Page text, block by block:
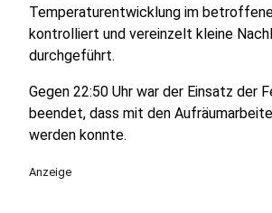
Temperaturentwicklung im
kontrolliert und vereinzelt kleine
durchgeführt.
Gegen 22:50 Uhr war der Einsatz der
beendet, dass mit den
werden konnte.
Anzeige